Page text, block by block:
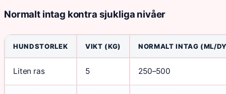
Normalt intag kontra sjukliga nivåer
HUNDSTORLEK VIKT (KG) NORMALT INTAG (ML/
Liten ras 5 250–500